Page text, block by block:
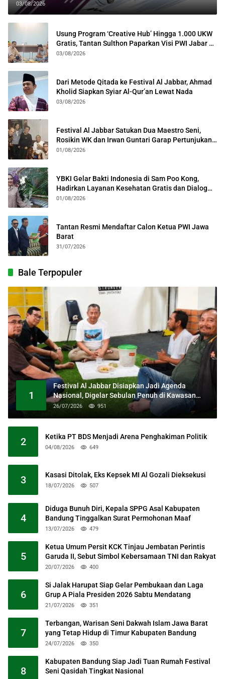
03/08/2026
Usung Program ‘Creative Hub’ Hingga 1.000 UKW
Gratis, Tantan Sulthon Paparkan Visi PWI Jabar di
Kota Bogor
03/08/2026
Dari Metode Qitada ke Festival Al Jabbar, Ahmad
Kholid Siapkan Syiar Al-Qur’an Lewat Nada
03/08/2026
Festival Al Jabbar Satukan Dua Maestro Seni,
Rosikin WK dan Irwan Guntari Garap Pertunjukan
Kolosal
01/08/2026
YBKI Gelar Bakti Indonesia di Sam Poo Kong,
Hadirkan Layanan Kesehatan Gratis dan Dialog
Kebangsaan
01/08/2026
Tantan Resmi Mendaftar Calon Ketua PWI Jawa
Barat
31/07/2026
Bale Terpopuler
1
Festival Al Jabbar Disiapkan Jadi Agenda
Nasional, Digelar Sebulan Penuh di Kawasan
Masjid Raya Al Jabbar
26/07/2026 951
2 Ketika PT BDS Menjadi Arena Penghakiman Politik
04/08/2026 649
3 Kasasi Ditolak, Eks Kepsek MI Al Gozali Dieksekusi
18/07/2026 507
4
Diduga Bunuh Diri, Kepala SPPG Asal Kabupaten
Bandung Tinggalkan Surat Permohonan Maaf
13/07/2026 479
5
Ketua Umum Persit KCK Tinjau Jembatan Perintis
Garuda II, Sebut Simbol Kebersamaan TNI dan Rakyat
20/07/2026 400
6
Si Jalak Harupat Siap Gelar Pembukaan dan Laga
Grup A Piala Presiden 2026 Sabtu Mendatang
21/07/2026 351
7
Terbangan, Warisan Seni Dakwah Islam Jawa Barat
yang Tetap Hidup di Timur Kabupaten Bandung
24/07/2026 350
8
Kabupaten Bandung Siap Jadi Tuan Rumah Festival
Seni Qasidah Tingkat Nasional